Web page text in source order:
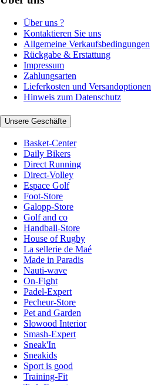
Über uns ?
Kontaktieren Sie uns
Allgemeine Verkaufsbedingungen
Rückgabe & Erstattung
Impressum
Zahlungsarten
Lieferkosten und Versandoptionen
Hinweis zum Datenschutz
Unsere Geschäfte
Basket-Center
Daily Bikers
Direct Running
Direct-Volley
Espace Golf
Foot-Store
Galopp-Store
Golf and co
Handball-Store
House of Rugby
La sellerie de Maé
Made in Paradis
Nauti-wave
On-Fight
Padel-Expert
Pecheur-Store
Pet and Garden
Slowood Interior
Smash-Expert
Sneak'In
Sneakids
Sport is good
Training-Fit